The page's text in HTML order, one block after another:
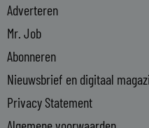
Adverteren
Mr. Job
Abonneren
Nieuwsbrief en digitaal
Privacy Statement